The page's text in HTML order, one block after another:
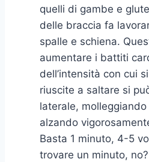
quelli di gambe e
delle braccia fa
spalle e schiena.
aumentare i battiti
dell’intensità con cui
riuscite a saltare si
laterale,
alzando
Basta 1 minuto, 4-5
trovare un minuto, no?